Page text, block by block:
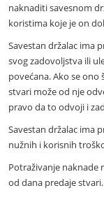
naknaditi savesnom
koristima koje je on
Savestan držalac ima
svog zadovoljstva ili
povećana. Ako se
stvari može od nje
pravo da to odvoji i
Savestan držalac ima
nužnih i korisnih
Potraživanje naknade
od dana predaje stvari.